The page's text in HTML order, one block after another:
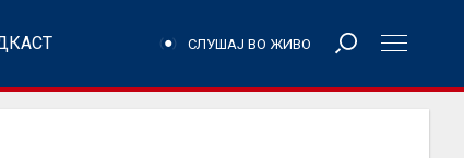
СЛУШАЈ ВО ЖИВО